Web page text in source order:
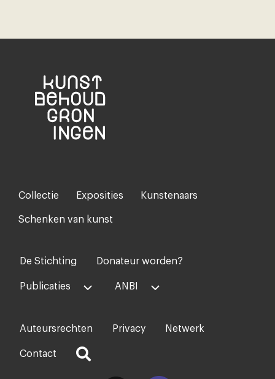
Footer-
menu
Collectie Exposities Kunstenaars
Schenken van kunst
Voet
midden
De Stichting Donateur worden?
Publicaties ANBI
Voet
rechts
Auteursrechten Privacy Netwerk
Contact